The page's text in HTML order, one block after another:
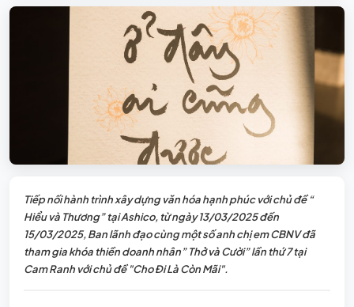
Tiếp nối hành trình xây dựng văn hóa hạnh phúc với chủ đề “
Hiểu và Thương” tại Ashico, từ ngày 13/03/2025 đến
15/03/2025, Ban lãnh đạo cùng một số anh chị em CBNV đã
tham gia khóa thiền doanh nhân” Thở và Cười” lần thứ 7 tại
Cam Ranh với chủ đề "Cho Đi Là Còn Mãi".